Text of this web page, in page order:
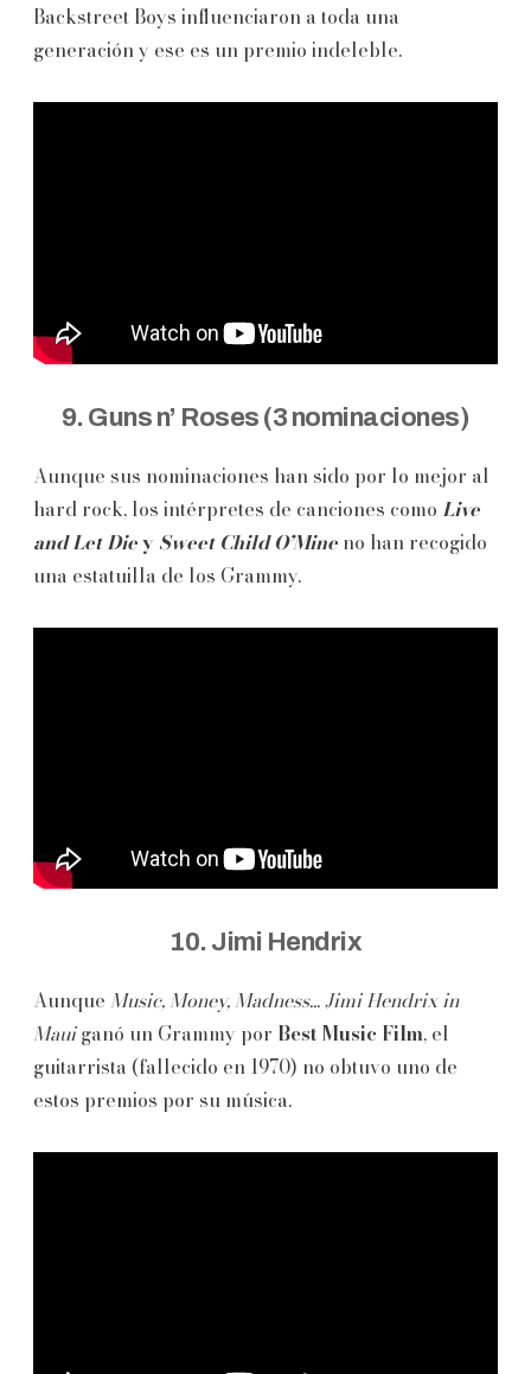
Backstreet Boys influenciaron a toda una
generación y ese es un premio indeleble.
9. Guns n’ Roses (3 nominaciones)
Aunque sus nominaciones han sido por lo mejor al
hard rock, los intérpretes de canciones como Live
and Let DieySweet Child O’Mine no han recogido
una estatuilla de los Grammy.
10. Jimi Hendrix
Aunque Music, Money, Madness... Jimi Hendrix in
Mauiganó un Grammy por Best Music Film, el
guitarrista (fallecido en 1970) no obtuvo uno de
estos premios por su música.